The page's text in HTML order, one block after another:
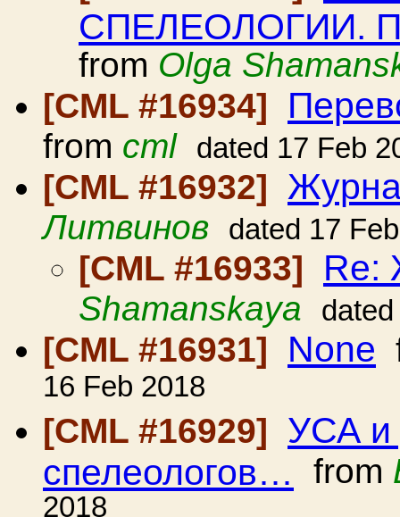
СПЕЛЕОЛОГИИ.
from Olga
[CML #16934]
from cml dated 17 Feb
[CML #16932]
Литвинов dated 17
[CML #16933] Re:
Shamanskaya
[CML #16931] None
16 Feb 2018
[CML #16929] УСА и
спелеологов… from